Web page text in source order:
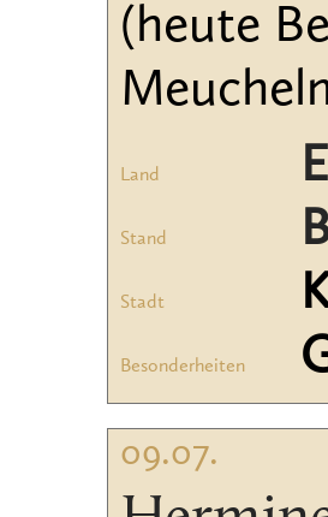
(heute
Land
Stand
Stadt
Besonderheiten
09.07.